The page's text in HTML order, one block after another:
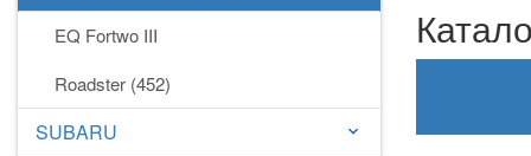
EQ Fortwo III
Roadster (452)
SUBARU keyboard_arrow_down